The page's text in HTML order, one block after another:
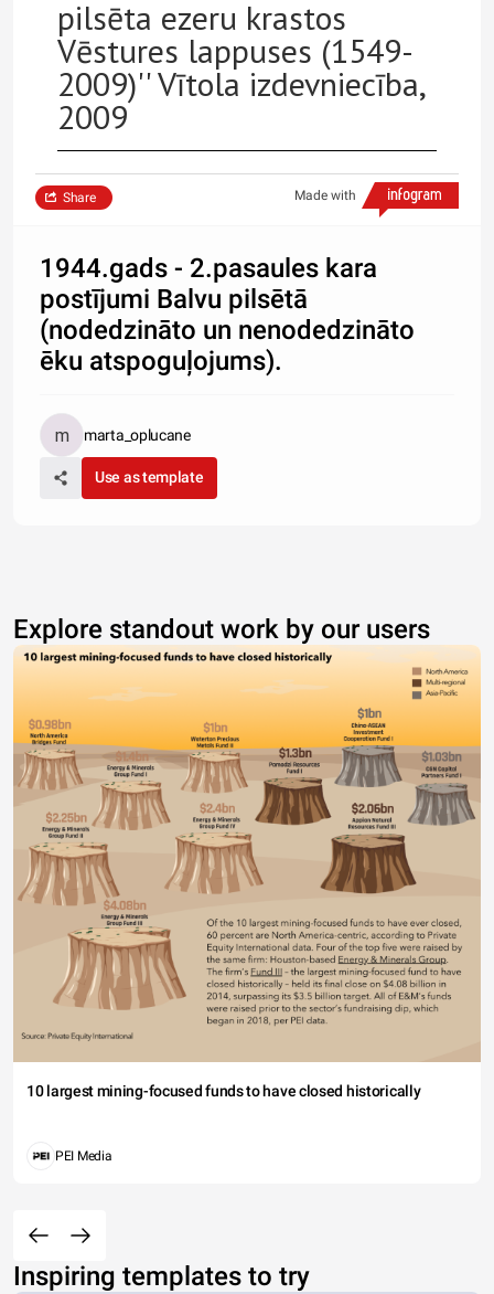
pilsēta ezeru krastos
Vēstures lappuses (1549-
2009)'' Vītola izdevniecība,
2009
Made with
Share
1944.gads - 2.pasaules kara
postījumi Balvu pilsētā
(nodedzināto un nenodedzināto
ēku atspoguļojums).
marta_oplucane
Use as template
Explore standout work by our users
10 largest mining-focused funds to have closed historically
PEI Media
Inspiring templates to try